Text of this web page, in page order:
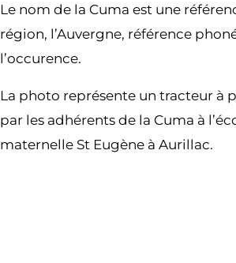
Le nom de la Cuma est une
région, l’Auvergne, référence
l’occurence.
La photo représente un tracteur à
par les adhérents de la Cuma à
maternelle St Eugène à Aurillac.